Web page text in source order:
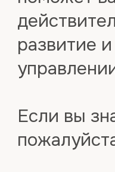
развитие
Если вы